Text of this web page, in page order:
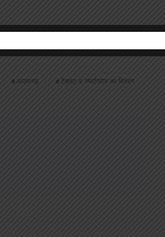
आज़मगढ़ टैबलेट व स्मार्टफोन का वितरण